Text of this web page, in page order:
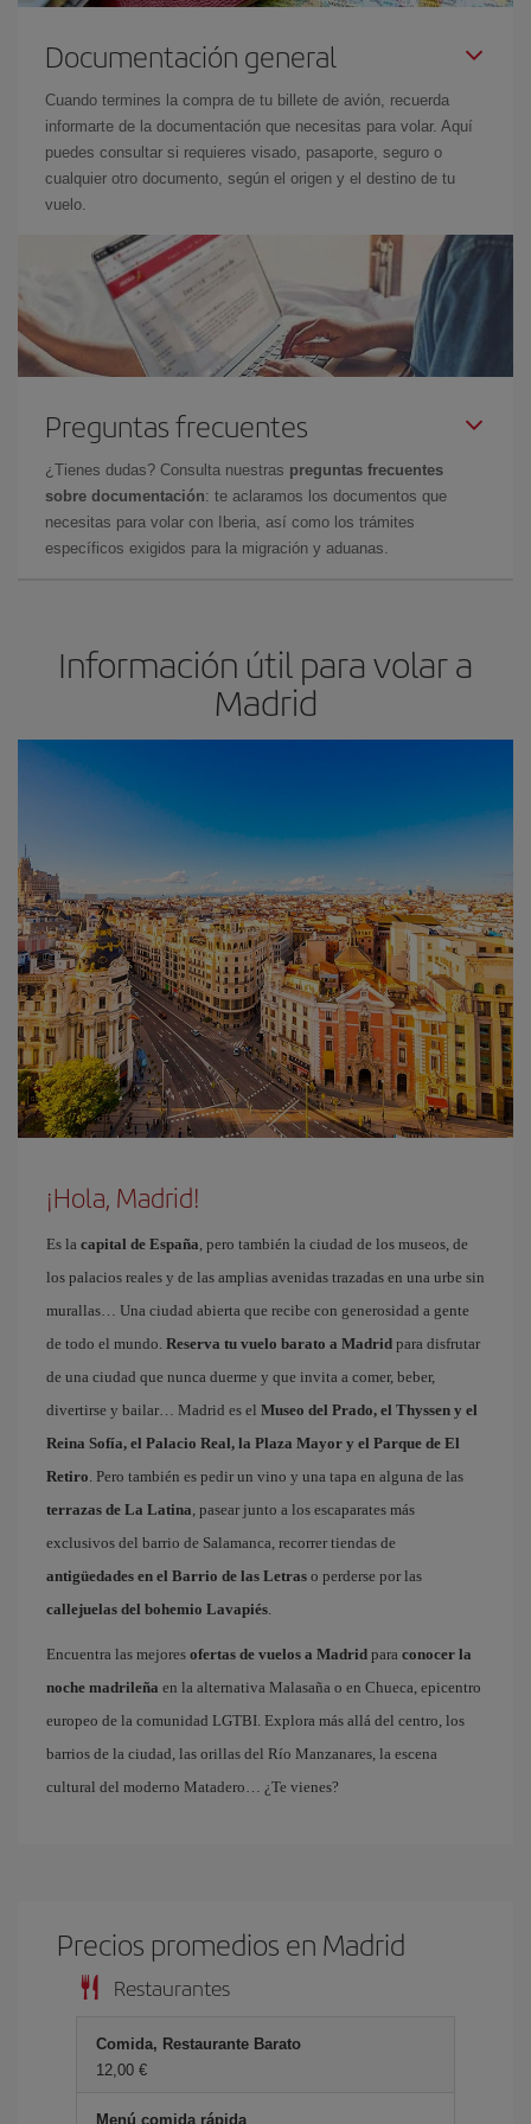
Documentación general
Cuando termines la compra de tu billete de avión, recuerda
informarte de la documentación que necesitas para volar. Aquí
puedes consultar si requieres visado, pasaporte, seguro o
cualquier otro documento, según el origen y el destino de tu
vuelo.
Preguntas frecuentes
¿Tienes dudas? Consulta nuestras preguntas frecuentes
sobre documentación: te aclaramos los documentos que
necesitas para volar con Iberia, así como los trámites
específicos exigidos para la migración y aduanas.
Información útil para volar a
Madrid
¡Hola, Madrid!
Es la capital de España, pero también la ciudad de los museos, de
los palacios reales y de las amplias avenidas trazadas en una urbe sin
murallas… Una ciudad abierta que recibe con generosidad a gente
de todo el mundo. Reserva tu vuelo barato a Madrid para disfrutar
de una ciudad que nunca duerme y que invita a comer, beber,
divertirse y bailar… Madrid es el Museo del Prado, el Thyssen y el
Reina Sofía, el Palacio Real, la Plaza Mayor y el Parque de El
Retiro. Pero también es pedir un vino y una tapa en alguna de las
terrazas de La Latina, pasear junto a los escaparates más
exclusivos del barrio de Salamanca, recorrer tiendas de
antigüedades en el Barrio de las Letras o perderse por las
callejuelas del bohemio Lavapiés.
Encuentra las mejores ofertas de vuelos a Madrid para conocer la
noche madrileña en la alternativa Malasaña o en Chueca, epicentro
europeo de la comunidad LGTBI. Explora más allá del centro, los
barrios de la ciudad, las orillas del Río Manzanares, la escena
cultural del moderno Matadero… ¿Te vienes?
Precios promedios en Madrid
Restaurantes
Comida, Restaurante Barato
12,00 €
Menú comida rápida